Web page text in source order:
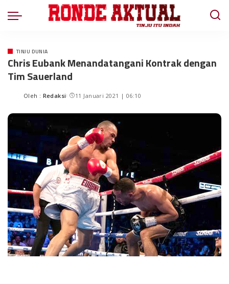
TINJU DUNIA
Chris Eubank Menandatangani Kontrak dengan
Tim Sauerland
Oleh : Redaksi 11 Januari 2021 | 06:10